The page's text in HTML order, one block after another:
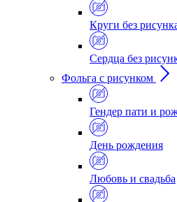
Круги без
Сердца без
Фольга с рисунком
Гендер пати и
День рождения
Любовь и свадьба